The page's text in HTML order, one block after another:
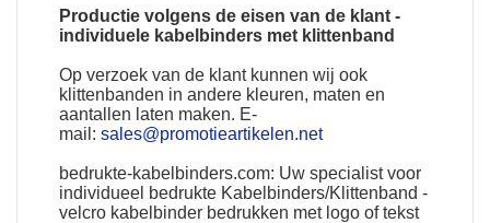
Productie volgens de eisen van de klant -
individuele kabelbinders met klittenband
Op verzoek van de klant kunnen wij ook
klittenbanden in andere kleuren, maten en
aantallen laten maken. E-
mail:sales@promotieartikelen.net
bedrukte-kabelbinders.com: Uw specialist voor
individueel bedrukte Kabelbinders/Klittenband -
velcro kabelbinder bedrukken met logo of tekst